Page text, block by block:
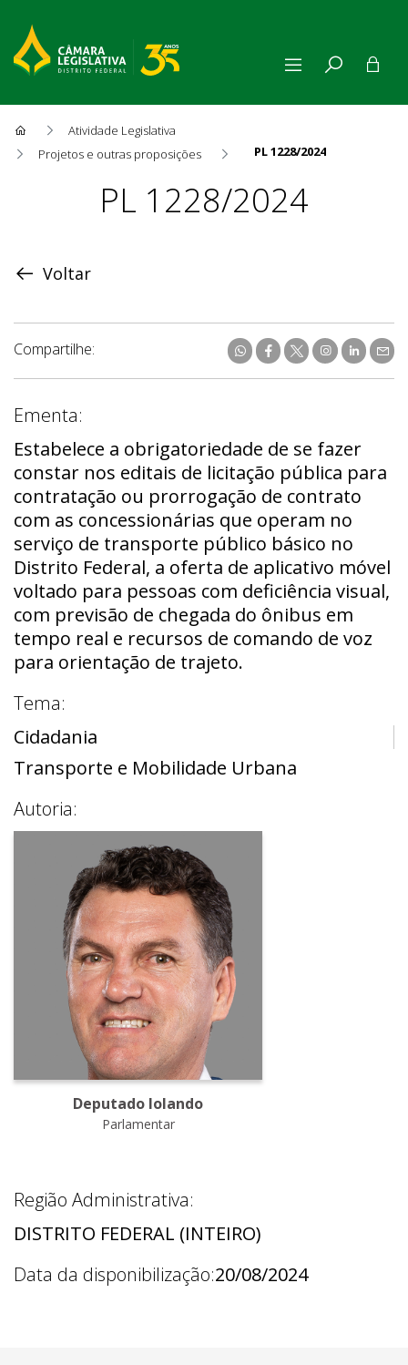
Atividade Legislativa
Projetos e outras proposições
PL 1228/2024
ProposiçãoPL 1228/2024
Voltar
Compartilhe:
Ementa:
Estabelece a obrigatoriedade de se fazer
constar nos editais de licitação pública para
contratação ou prorrogação de contrato
com as concessionárias que operam no
serviço de transporte público básico no
Distrito Federal, a oferta de aplicativo móvel
voltado para pessoas com deficiência visual,
com previsão de chegada do ônibus em
tempo real e recursos de comando de voz
para orientação de trajeto.
Tema:
Cidadania
Transporte e Mobilidade Urbana
Autoria:
Deputado Iolando
Parlamentar
Região Administrativa:
DISTRITO FEDERAL (INTEIRO)
Data da disponibilização:20/08/2024